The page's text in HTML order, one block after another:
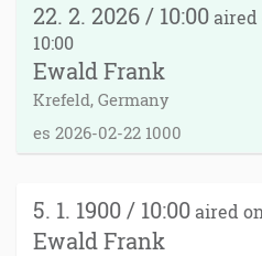
22. 2. 2026 / 10:00 aired
10:00
Ewald Frank
Krefeld, Germany
es 2026-02-22 1000
5. 1. 1900 / 10:00 aired
Ewald Frank